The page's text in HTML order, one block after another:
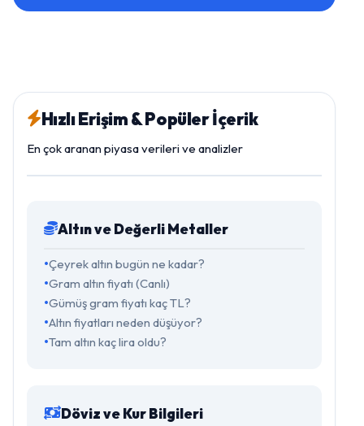
Hızlı Erişim & Popüler İçerik
En çok aranan piyasa verileri ve analizler
Altın ve Değerli Metaller
Çeyrek altın bugün ne kadar?
Gram altın fiyatı (Canlı)
Gümüş gram fiyatı kaç TL?
Altın fiyatları neden düşüyor?
Tam altın kaç lira oldu?
Döviz ve Kur Bilgileri